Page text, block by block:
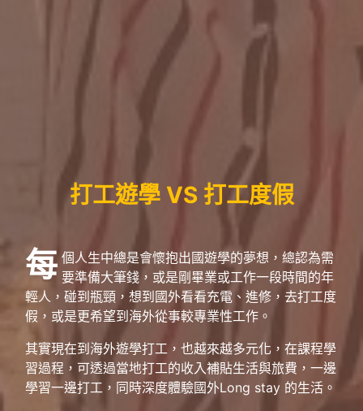
打工遊學 VS 打工度假
每 個人生中總是會懷抱出國遊學的夢想，總認為需
要準備大筆錢，或是剛畢業或工作一段時間的年
輕人，碰到瓶頸，想到國外看看充電、進修，去打工度
假，或是更希望到海外從事較專業性工作。
其實現在到海外遊學打工，也越來越多元化，在課程學
習過程，可透過當地打工的收入補貼生活與旅費，一邊
學習一邊打工，同時深度體驗國外Long stay 的生活。